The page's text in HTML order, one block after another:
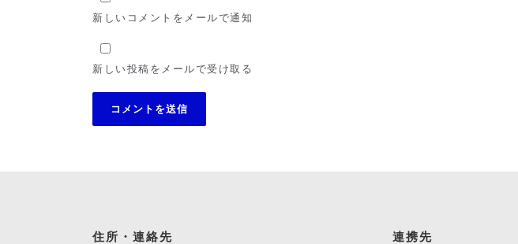
新しいコメントをメールで通知
新しい投稿をメールで受け取る
住所・連絡先 連携先